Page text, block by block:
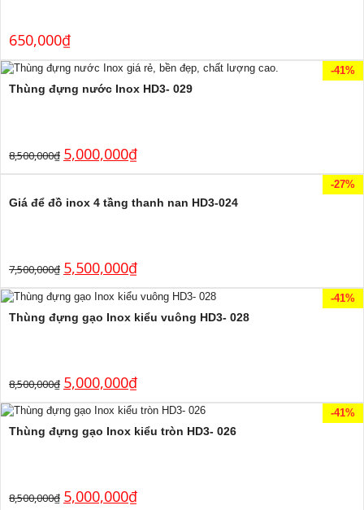
650,000₫
-41%
Thùng đựng nước Inox HD3- 029
8,500,000₫ 5,000,000₫
-27%
Giá để đồ inox 4 tầng thanh nan HD3-024
7,500,000₫ 5,500,000₫
-41%
Thùng đựng gạo Inox kiểu vuông HD3- 028
8,500,000₫ 5,000,000₫
-41%
Thùng đựng gạo Inox kiểu tròn HD3- 026
8,500,000₫ 5,000,000₫